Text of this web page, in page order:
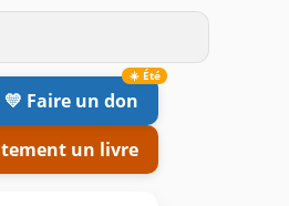
💛 Faire un don
un livre